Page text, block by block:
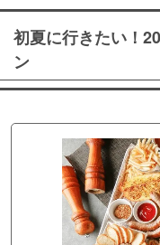
初夏に行きたい！
ン